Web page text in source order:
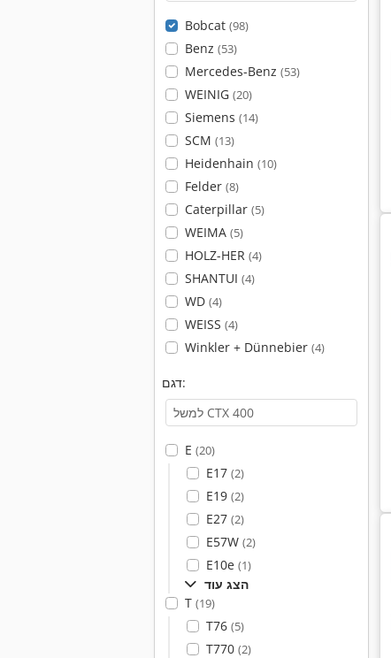
Bobcat (98)
Benz (53)
Mercedes-Benz (53)
WEINIG (20)
Siemens (14)
SCM (13)
Heidenhain (10)
Felder (8)
Caterpillar (5)
WEIMA (5)
HOLZ-HER (4)
SHANTUI (4)
WD (4)
WEISS (4)
Winkler + Dünnebier (4)
דגם:
E (20)
E17 (2)
E19 (2)
E27 (2)
E57W (2)
E10e (1)
הצג עוד
T (19)
T76 (5)
T770 (2)